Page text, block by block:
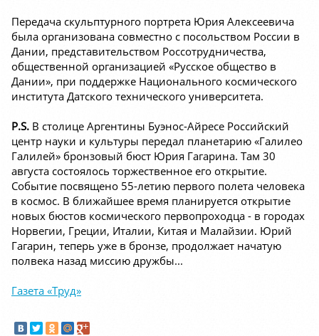
Передача скульптурного портрета Юрия Алексеевича
была организована совместно с посольством России в
Дании, представительством Россотрудничества,
общественной организацией «Русское общество в
Дании», при поддержке Национального космического
института Датского технического университета.
P.S. В столице Аргентины Буэнос-Айресе Российский
центр науки и культуры передал планетарию «Галилео
Галилей» бронзовый бюст Юрия Гагарина. Там 30
августа состоялось торжественное его открытие.
Событие посвящено 55-летию первого полета человека
в космос. В ближайшее время планируется открытие
новых бюстов космического первопроходца - в городах
Норвегии, Греции, Италии, Китая и Малайзии. Юрий
Гагарин, теперь уже в бронзе, продолжает начатую
полвека назад миссию дружбы...
Газета «Труд»